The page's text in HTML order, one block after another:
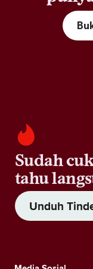
Sudah
tahu
Unduh